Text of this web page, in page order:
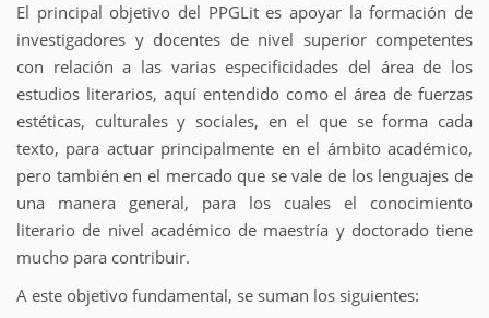
El principal objetivo del PPGLit es apoyar la formación de
investigadores y docentes de nivel superior competentes
con relación a las varias especificidades del área de los
estudios literarios, aquí entendido como el área de fuerzas
estéticas, culturales y sociales, en el que se forma cada
texto, para actuar principalmente en el ámbito académico,
pero también en el mercado que se vale de los lenguajes de
una manera general, para los cuales el conocimiento
literario de nivel académico de maestría y doctorado tiene
mucho para contribuir.
A este objetivo fundamental, se suman los siguientes: